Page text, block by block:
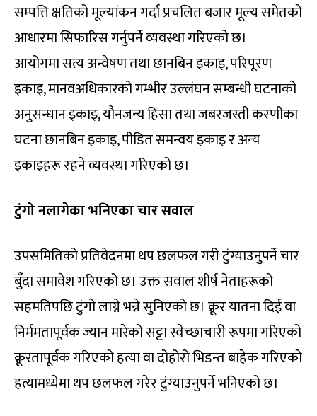
सम्पत्ति क्षतिको मूल्यांकन गर्दा प्रचलित बजार मूल्य समेतको
आधारमा सिफारिस गर्नुपर्ने व्यवस्था गरिएको छ।
आयोगमा सत्य अन्वेषण तथा छानबिन इकाइ, परिपूरण
इकाइ, मानवअधिकारको गम्भीर उल्लंघन सम्बन्धी घटनाको
अनुसन्धान इकाइ, यौनजन्य हिंसा तथा जबरजस्ती करणीका
घटना छानबिन इकाइ, पीडित समन्वय इकाइ र अन्य
इकाइहरू रहने व्यवस्था गरिएको छ।
टुंगो नलागेका भनिएका चार सवाल
उपसमितिको प्रतिवेदनमा थप छलफल गरी टुंग्याउनुपर्ने चार
बुँदा समावेश गरिएको छ। उक्त सवाल शीर्ष नेताहरूको
सहमतिपछि टुंगो लाग्ने भन्ने सुनिएको छ। क्रूर यातना दिई वा
निर्ममतापूर्वक ज्यान मारेको सट्टा स्वेच्छाचारी रूपमा गरिएको
क्रूरतापूर्वक गरिएको हत्या वा दोहोरो भिडन्त बाहेक गरिएको
हत्यामध्येमा थप छलफल गरेर टुंग्याउनुपर्ने भनिएको छ।